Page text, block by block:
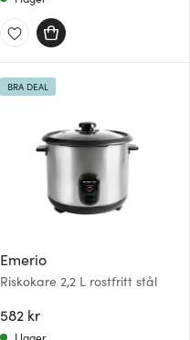
Emerio
Riskokare 2,2 L rostfritt stål
582 kr
BRA DEAL
I lager